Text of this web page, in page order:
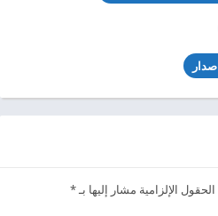
الحقول الإلزامية مشار إليها بـ*